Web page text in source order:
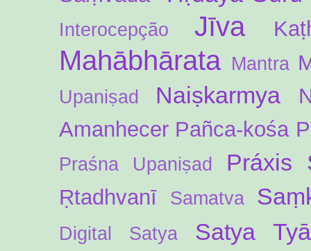
Interocepção Jīva
Mahābhārata Mantra
Upaniṣad Naiṣkarmya
Amanhecer Pañca-kośa
Praśna Upaniṣad Práxis
Ṛtadhvanī Samatva
Digital Satya
Satya